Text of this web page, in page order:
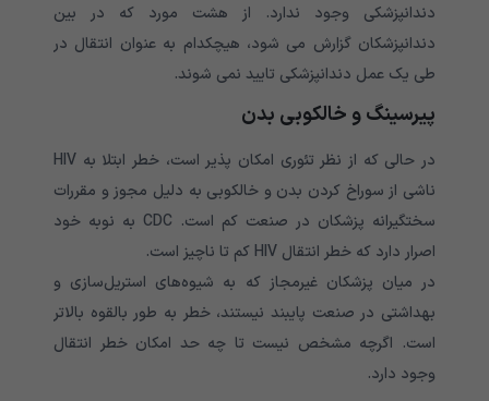
دندانپزشکی وجود ندارد. از هشت مورد که در بین
دندانپزشکان گزارش می شود، هیچکدام به عنوان انتقال در
طی یک عمل دندانپزشکی تایید نمی شوند.
پیرسینگ و خالکوبی بدن
در حالی که از نظر تئوری امکان پذیر است، خطر ابتلا به HIV
ناشی از سوراخ کردن بدن و خالکوبی به دلیل مجوز و مقررات
سختگیرانه پزشکان در صنعت کم است. CDC به نوبه خود
اصرار دارد که خطر انتقال HIV کم تا ناچیز است.
در میان پزشکان غیرمجاز که به شیوه‌های استریل‌سازی و
بهداشتی در صنعت پایبند نیستند، خطر به طور بالقوه بالاتر
است. اگرچه مشخص نیست تا چه حد امکان خطر انتقال
وجود دارد.